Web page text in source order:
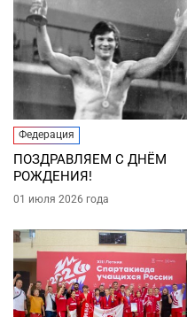
Федерация
ПОЗДРАВЛЯЕМ С ДНЁМ
РОЖДЕНИЯ!
01 июля 2026 года